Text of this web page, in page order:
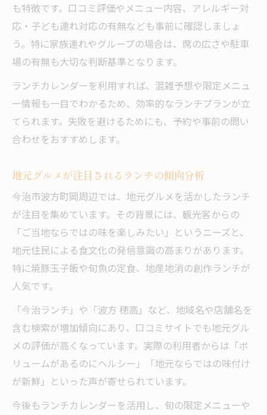
も特徴です。口コミ評価やメニュー内容、アレルギー対
応・子ども連れ対応の有無なども事前に確認しましょ
う。特に家族連れやグループの場合は、席の広さや駐車
場の有無も大切な判断基準となります。
ランチカレンダーを利用すれば、混雑予想や限定メニュ
ー情報も一目でわかるため、効率的なランチプランが立
てられます。失敗を避けるためにも、予約や事前の問い
合わせをおすすめします。
地元グルメが注目されるランチの傾向分析
今治市波方町岡周辺では、地元グルメを活かしたランチ
が注目を集めています。その背景には、観光客からの
「ご当地ならではの味を楽しみたい」というニーズと、
地元住民による食文化の発信意識の高まりがあります。
特に焼豚玉子飯や旬魚の定食、地産地消の創作ランチが
人気です。
「今治ランチ」や「波方 穂高」など、地域名や店舗名を
含む検索が増加傾向にあり、口コミサイトでも地元グル
メの評価が高くなっています。実際の利用者からは「ボ
リュームがあるのにヘルシー」「地元ならではの味付け
が新鮮」といった声が寄せられています。
今後もランチカレンダーを活用し、旬の限定メニューや